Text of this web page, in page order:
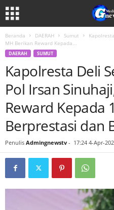
Beranda DAERAH Sumut
MH Berikan Reward Kepada...
DAERAH SUMUT
Kapolresta Deli
Pol Irsan
Reward Kepada
Berprestasi dan
Penulis Admingnewstv - 17:24 4-Apr-